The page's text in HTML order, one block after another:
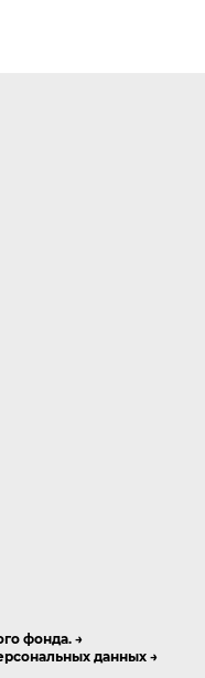
фонда.
данных